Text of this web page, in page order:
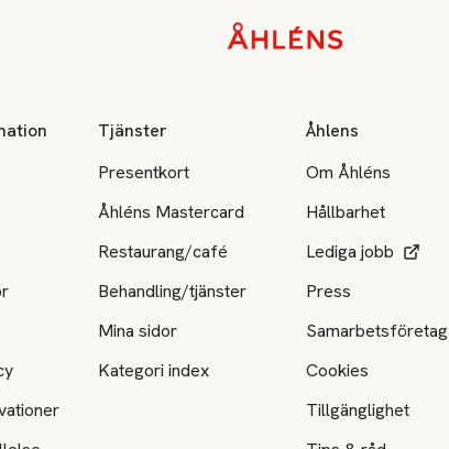
Tjänster
Presentkort
Åhléns Mastercard
Restaurang/café
Behandling/tjänster
Mina sidor
Kategori index
Åhlens
Om Åhléns
Hållbarhet
Lediga jobb
Press
Samarbetsföretag
Cookies
Tillgänglighet